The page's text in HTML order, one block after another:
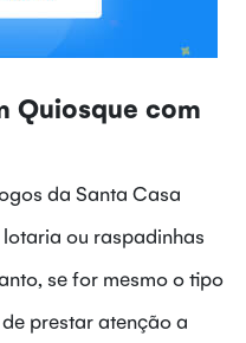
Quiosque com
da Santa Casa
ou raspadinhas
se for mesmo o tipo
prestar atenção a